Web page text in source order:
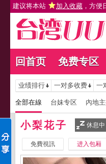
建议将本站 加入收藏 ，方便
回首页 免费专区
业绩排行 一对多收费 一
全部在線 台妹专区 內地
小梨花子 休息中
免費視訊 进入包厢